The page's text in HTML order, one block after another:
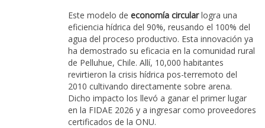
Este modelo de economía circularlogra una
eficiencia hídrica del 90%, reusando el 100% del
agua del proceso productivo. Esta innovación ya
ha demostrado su eficacia en la comunidad rural
de Pelluhue, Chile. Allí, 10,000 habitantes
revirtieron la crisis hídrica pos-terremoto del
2010 cultivando directamente sobre arena.
Dicho impacto los llevó a ganar el primer lugar
en la FIDAE 2026 y a ingresar como proveedores
certificados de la ONU.